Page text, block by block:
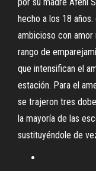
hecho a los 18
ambicioso con amor
rango de
que intensifican el
estación. Para el
se trajeron tres
la mayoría de las
sustituyéndole de